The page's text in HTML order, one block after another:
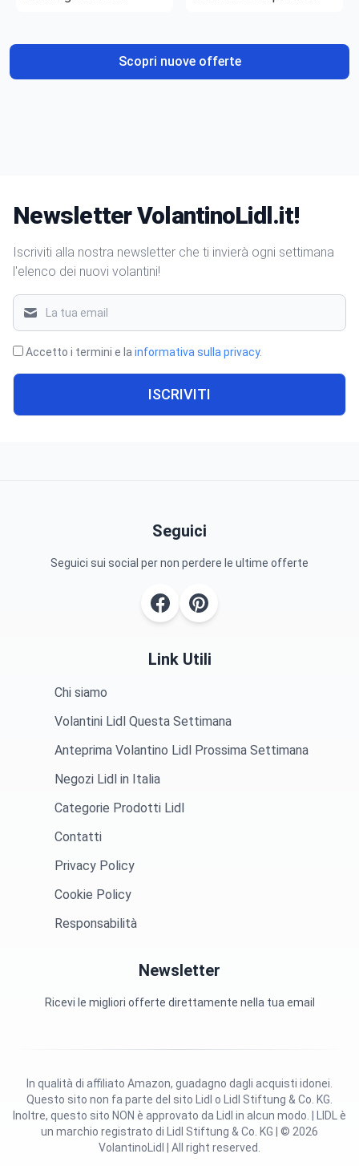
Scopri nuove offerte
Newsletter VolantinoLidl.it!
Iscriviti alla nostra newsletter che ti invierà ogni settimana
l'elenco dei nuovi volantini!
Accetto i termini e la informativa sulla privacy.
ISCRIVITI
Seguici
Seguici sui social per non perdere le ultime offerte
Link Utili
Chi siamo
Volantini Lidl Questa Settimana
Anteprima Volantino Lidl Prossima Settimana
Negozi Lidl in Italia
Categorie Prodotti Lidl
Contatti
Privacy Policy
Cookie Policy
Responsabilità
Newsletter
Ricevi le migliori offerte direttamente nella tua email
Questo sito non fa parte del sito Lidl o Lidl Stiftung & Co. KG.
Inoltre, questo sito NON è approvato da Lidl in alcun modo. | LIDL è
un marchio registrato di Lidl Stiftung & Co. KG | © 2026
VolantinoLidl | All right reserved.
In qualità di affiliato Amazon, guadagno dagli acquisti idonei.